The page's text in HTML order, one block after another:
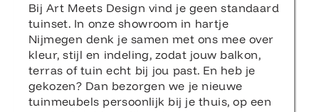
Bij Art Meets Design vind je geen standaard
tuinset. In onze showroom in hartje
Nijmegen denk je samen met ons mee over
kleur, stijl en indeling, zodat jouw balkon,
terras of tuin echt bij jou past. En heb je
gekozen? Dan bezorgen we je nieuwe
tuinmeubels persoonlijk bij je thuis, op een